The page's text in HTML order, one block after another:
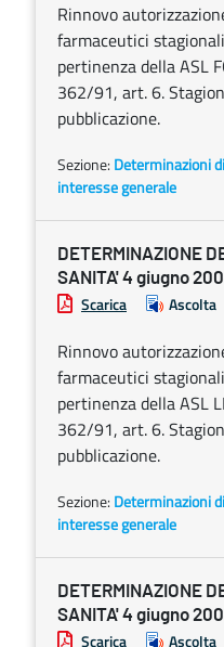
Rinnovo
farmaceutici
pertinenza della ASL
362/91, art. 6.
pubblicazione.
Sezione: Determinazioni
interesse generale
DETERMINAZIONE
SANITA' 4 giugno
Scarica Ascolta
Rinnovo
farmaceutici
pertinenza della ASL
362/91, art. 6.
pubblicazione.
Sezione: Determinazioni
interesse generale
DETERMINAZIONE
SANITA' 4 giugno
Scarica Ascolta